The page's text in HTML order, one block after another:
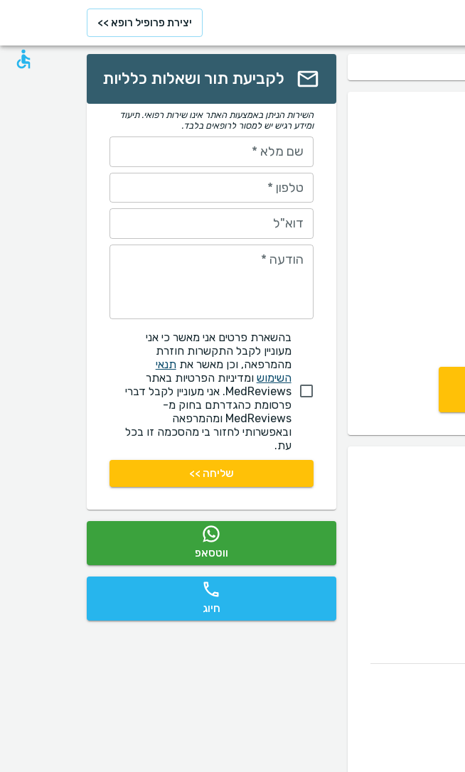
יצירת פרופיל רופא >>
לקביעת תור ושאלות כלליות
השירות הניתן באמצעות האתר אינו שירות רפואי. תיעוד
ומידע רגיש יש למסור לרופאים בלבד.
שם מלא *
טלפון *
דוא"ל
הודעה *
בהשארת פרטים אני מאשר כי אני
מעוניין לקבל התקשרות חוזרת
מהמרפאה, וכן מאשר אתתנאי
השימוש ומדיניות הפרטיות באתר
MedReviews. אני מעוניין לקבל דברי
פרסומת כהגדרתם בחוק מ-
MedReviews ומהמרפאה
ובאפשרותי לחזור בי מהסכמה זו בכל
עת.
שליחה >>
ווטסאפ
חיוג